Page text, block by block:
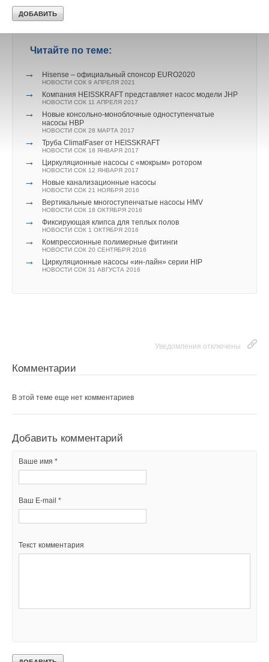
Читайте по теме:
→ Hisense – официальный спонсор EURO2020
НОВОСТИ СОК 9 АПРЕЛЯ 2021
→ Компания HEISSKRAFT представляет насос модели JHP
НОВОСТИ СОК 11 АПРЕЛЯ 2017
→
Новые консольно-моноблочные одноступенчатые
насосы HВP
НОВОСТИ СОК 28 МАРТА 2017
→ Труба ClimatFaser от HEISSKRAFT
НОВОСТИ СОК 18 ЯНВАРЯ 2017
→ Циркуляционные насосы c «мокрым» ротором
НОВОСТИ СОК 12 ЯНВАРЯ 2017
→ Новые канализационные насосы
НОВОСТИ СОК 21 НОЯБРЯ 2016
→ Вертикальные многоступенчатые насосы HMV
НОВОСТИ СОК 18 ОКТЯБРЯ 2016
→ Фиксирующая клипса для теплых полов
НОВОСТИ СОК 1 ОКТЯБРЯ 2016
→ Компрессионные полимерные фитинги
НОВОСТИ СОК 20 СЕНТЯБРЯ 2016
→ Циркуляционные насосы «ин-лайн» серии HIP
НОВОСТИ СОК 31 АВГУСТА 2016
Уведомления отключены
Комментарии
В этой теме еще нет комментариев
Добавить комментарий
Ваше имя *
Ваш E-mail *
Текст комментария